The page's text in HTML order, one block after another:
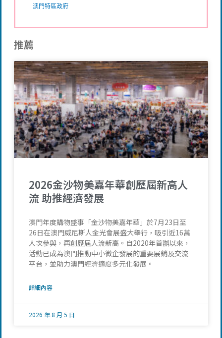
澳門特區政府
推薦
2026金沙物美嘉年華創歷屆新高人
流 助推經濟發展
澳門年度購物盛事「金沙物美嘉年華」於7月23日至
26日在澳門威尼斯人金光會展盛大舉行，吸引近16萬
人次參與，再創歷屆人流新高。自2020年首辦以來，
活動已成為澳門推動中小微企發展的重要展銷及交流
平台，並助力澳門經濟適度多元化發展。
詳細內容
2026 年 8 月 5 日